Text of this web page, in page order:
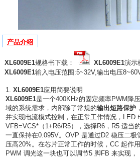
产品介绍
XL6009E1规格书下载： XL6009E1演示
XL6009E1输入电压范围:5~32V,输出电压
1. XL6009E1应用简要说明
XL6009E1是一个400KHz的固定频率PWM降
域的系统需求，内部除了常规的输出短路保护 ，
并实现电流模式控制，在正常工作情况，
VFB=VCS*（1+R6/R5），选择R6，R5 适当
一直保持在0.095V。OVP 是通过D2 稳压二
压高20%。在芯片正常工作的时候，CC 起作
PWM 调光这一块也可以调节5 脚FB 来实现